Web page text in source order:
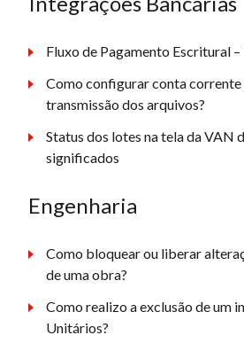
Fluxo de Pagamento Escritural
Como configurar conta corrente
transmissão dos arquivos?
Status dos lotes na tela da VAN
significados
Engenharia
Como bloquear ou liberar
de uma obra?
Como realizo a exclusão de um
Unitários?